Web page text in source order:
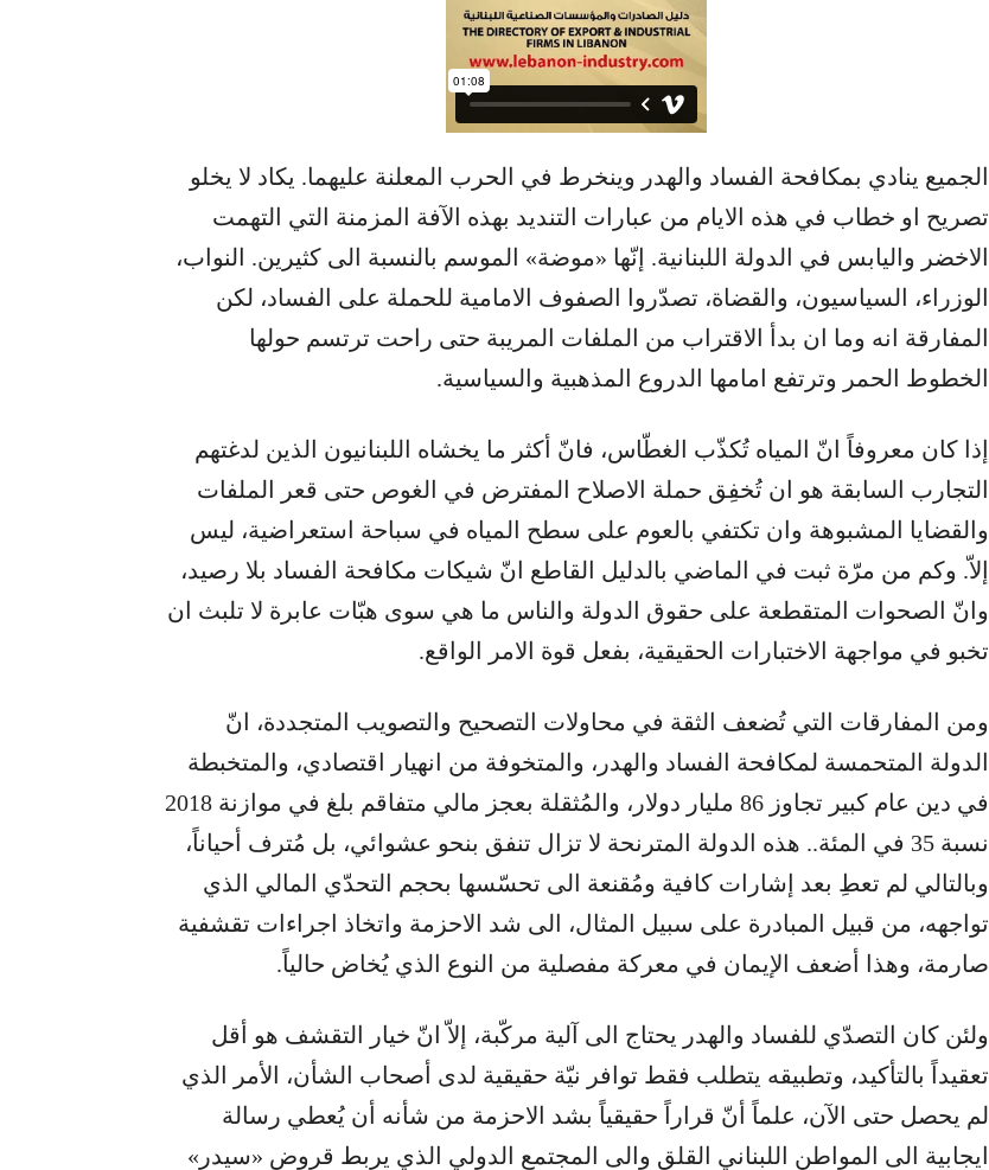
الجميع ينادي بمكافحة الفساد والهدر وينخرط في الحرب المعلنة عليهما. يكاد لا يخلو
تصريح او خطاب في هذه الايام من عبارات التنديد بهذه الآفة المزمنة التي التهمت
الاخضر واليابس في الدولة اللبنانية. إنّها «موضة» الموسم بالنسبة الى كثيرين. النواب،
الوزراء، السياسيون، والقضاة، تصدّروا الصفوف الامامية للحملة على الفساد، لكن
المفارقة انه وما ان بدأ الاقتراب من الملفات المريبة حتى راحت ترتسم حولها
الخطوط الحمر وترتفع امامها الدروع المذهبية والسياسية.
إذا كان معروفاً انّ المياه تُكذّب الغطّاس، فانّ أكثر ما يخشاه اللبنانيون الذين لدغتهم
التجارب السابقة هو ان تُخفِق حملة الاصلاح المفترض في الغوص حتى قعر الملفات
والقضايا المشبوهة وان تكتفي بالعوم على سطح المياه في سباحة استعراضية، ليس
إلاّ. وكم من مرّة ثبت في الماضي بالدليل القاطع انّ شيكات مكافحة الفساد بلا رصيد،
وانّ الصحوات المتقطعة على حقوق الدولة والناس ما هي سوى هبّات عابرة لا تلبث ان
تخبو في مواجهة الاختبارات الحقيقية، بفعل قوة الامر الواقع.
ومن المفارقات التي تُضعف الثقة في محاولات التصحيح والتصويب المتجددة، انّ
الدولة المتحمسة لمكافحة الفساد والهدر، والمتخوفة من انهيار اقتصادي، والمتخبطة
في دين عام كبير تجاوز 86 مليار دولار، والمُثقلة بعجز مالي متفاقم بلغ في موازنة 2018
نسبة 35 في المئة.. هذه الدولة المترنحة لا تزال تنفق بنحو عشوائي، بل مُترف أحياناً،
وبالتالي لم تعطِ بعد إشارات كافية ومُقنعة الى تحسّسها بحجم التحدّي المالي الذي
تواجهه، من قبيل المبادرة على سبيل المثال، الى شد الاحزمة واتخاذ اجراءات تقشفية
صارمة، وهذا أضعف الإيمان في معركة مفصلية من النوع الذي يُخاض حالياً.
ولئن كان التصدّي للفساد والهدر يحتاج الى آلية مركّبة، إلاّ انّ خيار التقشف هو أقل
تعقيداً بالتأكيد، وتطبيقه يتطلب فقط توافر نيّة حقيقية لدى أصحاب الشأن، الأمر الذي
لم يحصل حتى الآن، علماً أنّ قراراً حقيقياً بشد الاحزمة من شأنه أن يُعطي رسالة
ايجابية الى المواطن اللبناني القلق والى المجتمع الدولي الذي يربط قروض «سيدر»